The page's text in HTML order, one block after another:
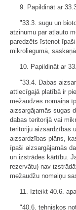
9. Papildināt ar
"33.3. sugu un
atzinumu par atļauto
paredzēts īstenot
mikroliegumā,
10. Papildināt ar
"33.4. Dabas
attiecīgajā platībā ir
mežaudzes nomaiņa
aizsargājamās sugas
dabas teritorijā vai
teritoriju aizsardzības
aizsardzības plāns,
īpaši aizsargājamās
un izstrādes kārtību.
rezervātu) nav
mežaudžu nomaiņu
11. Izteikt 40.6.
"40.6. tehniskos